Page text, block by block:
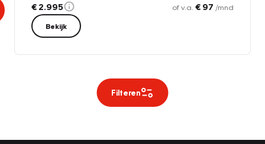
€ 2.995 of v.a. € 97 /mnd
Bekijk
Filteren